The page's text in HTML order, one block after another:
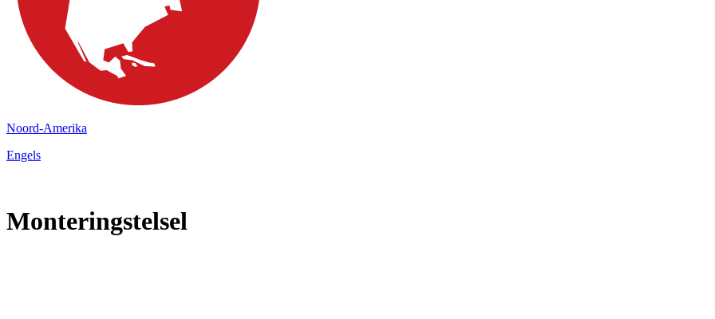
Noord-Amerika
Engels
Monteringstelsel